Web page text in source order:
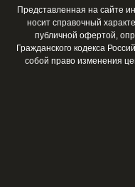
Представленная на сайте
носит справочный
публичной офертой,
Гражданского кодекса
собой право изменения